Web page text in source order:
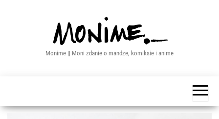
Monime || Moni zdanie o mandze, komiksie i anime